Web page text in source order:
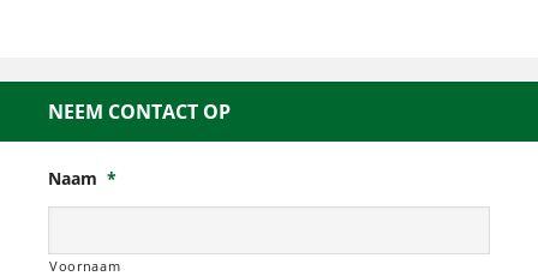
NEEM CONTACT OP
Naam *
Voornaam